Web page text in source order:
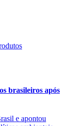
brasileiros após
e apontou